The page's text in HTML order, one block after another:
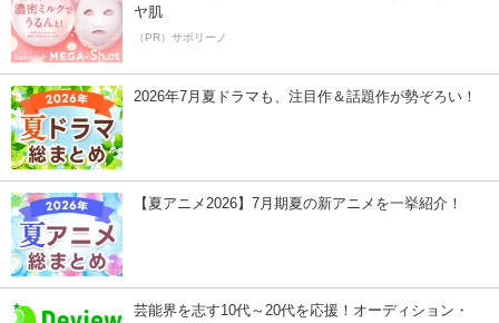
ヤ肌
（PR）サボリーノ
2026年7月夏ドラマも、注目作＆話題作が勢ぞろい！
【夏アニメ2026】7月期夏の新アニメを一挙紹介！
芸能界を志す10代～20代を応援！オーディション・